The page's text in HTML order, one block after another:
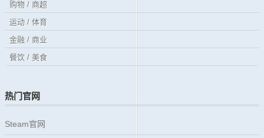
购物 / 商超
运动 / 体育
金融 / 商业
餐饮 / 美食
热门官网
Steam官网